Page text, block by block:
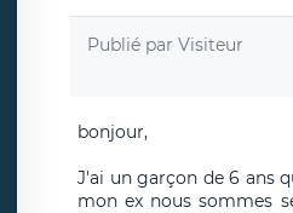
Publié par Visiteur
bonjour,
J'ai un garçon de 6 ans
mon ex nous sommes